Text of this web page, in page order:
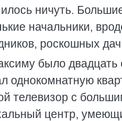
ничуть.
начальники,
роскошных
было двадцать
однокомнатную
телевизор с
центр,